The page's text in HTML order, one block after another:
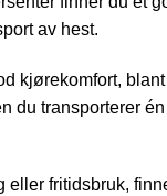
av hest.
kjørekomfort,
du transporterer
fritidsbruk,